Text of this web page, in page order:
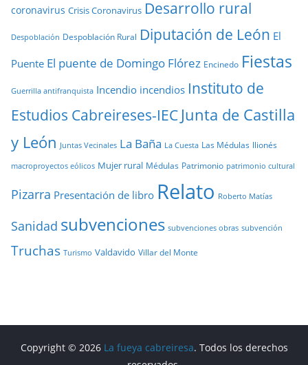
coronavirus Crisis Coronavirus Desarrollo rural
Despoblación Despoblación Rural Diputación de León El
Puente El puente de Domingo Flórez Encinedo Fiestas
Guerrilla antifranquista Incendio incendios Instituto de
Estudios Cabreireses-IEC Junta de Castilla
y León Juntas Vecinales La Baña La Cuesta Las Médulas llionés
macroproyectos eólicos Mujer rural Médulas Patrimonio patrimonio cultural
Pizarra Presentación de libro Relato Roberto Matías
Sanidad subvenciones subvenciones obras subvención
Truchas Turismo Valdavido Villar del Monte
Copyright © 2026 La fueya cabreiresa. Todos los derechos